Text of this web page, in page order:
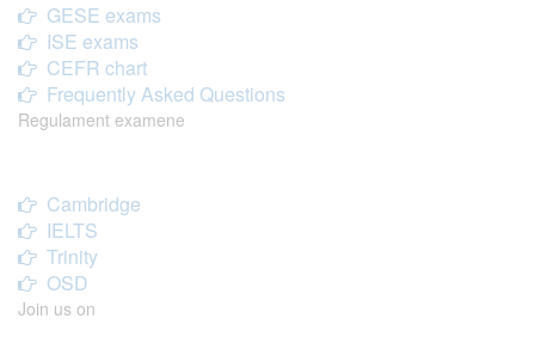
GESE exams
ISE exams
CEFR chart
Frequently Asked Questions
Regulament examene
Cambridge
IELTS
Trinity
OSD
Join us on